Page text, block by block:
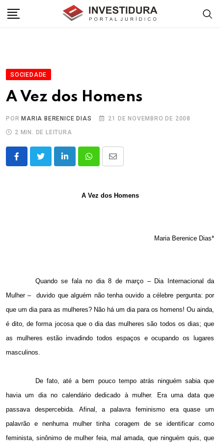
SOCIEDADE
A Vez dos Homens
POR MARIA BERENICE DIAS
21 DE NOVEMBRO DE 2008
2 MIN. DE LEITURA
LinkedInWhatsappShare
A Vez dos Homens
Maria Berenice Dias*
Quando se fala no dia 8 de março – Dia Internacional da
Mulher –
duvido que alguém não tenha ouvido a célebre pergunta: por
que um dia para as mulheres? Não há um dia para os homens! Ou ainda,
é dito, de forma jocosa que o dia das mulheres são todos os dias; que
as mulheres estão invadindo todos espaços e ocupando os lugares
masculinos.
De fato, até a bem pouco tempo atrás ninguém sabia que
havia um dia no calendário dedicado à mulher. Era uma data que
passava despercebida. Afinal, a palavra feminismo era quase um
palavrão e nenhuma mulher tinha coragem de se identificar como
feminista, sinônimo de mulher feia, mal amada, que ninguém quis, que